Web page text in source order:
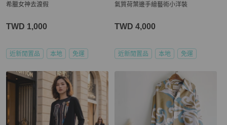
希臘女神去渡假
TWD 1,000
近新閒置品 本地 免運
氣質荷葉邊手繪藝術小洋裝
TWD 4,000
近新閒置品 本地 免運